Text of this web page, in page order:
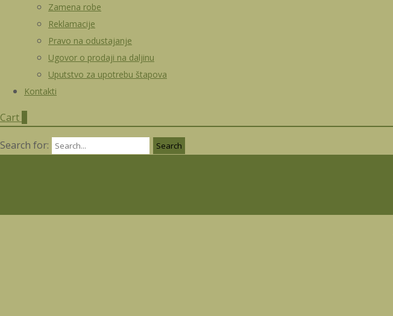
Zamena robe
Reklamacije
Pravo na odustajanje
Ugovor o prodaji na daljinu
Uputstvo za upotrebu štapova
Kontakti
Cart
Search for: